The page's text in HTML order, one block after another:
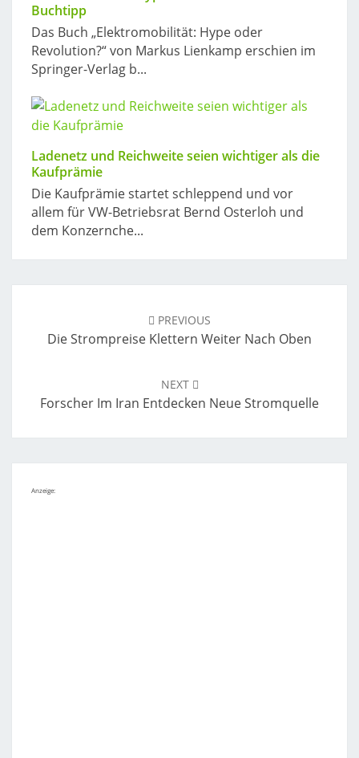
Buchtipp
Das Buch „Elektromobilität: Hype oder
Revolution?“ von Markus Lienkamp erschien im
Springer-Verlag b...
Ladenetz und Reichweite seien wichtiger als die
Kaufprämie
Die Kaufprämie startet schleppend und vor
allem für VW-Betriebsrat Bernd Osterloh und
dem Konzernche...
PREVIOUS
Die Strompreise Klettern Weiter Nach Oben
NEXT
Forscher Im Iran Entdecken Neue Stromquelle
Anzeige: